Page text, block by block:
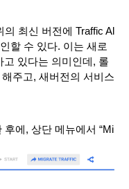
최신 버전에 Traffic Al
할 수 있다. 이는 새로
있다는 의미인데, 롤
주고, 새버전의 서비스
에, 상단 메뉴에서 “Mi